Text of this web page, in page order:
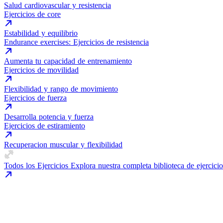
Salud cardiovascular y resistencia
Ejercicios de core
Estabilidad y equilibrio
Endurance exercises: Ejercicios de resistencia
Aumenta tu capacidad de entrenamiento
Ejercicios de movilidad
Flexibilidad y rango de movimiento
Ejercicios de fuerza
Desarrolla potencia y fuerza
Ejercicios de estiramiento
Recuperacion muscular y flexibilidad
Todos los Ejercicios Explora nuestra completa biblioteca de